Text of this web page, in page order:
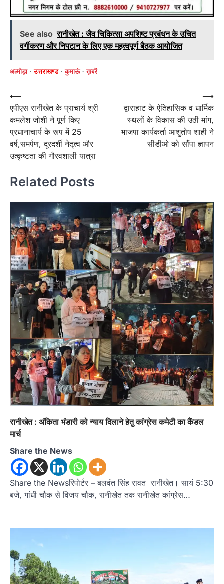
See also रानीखेत : जैव चिकित्सा अपशिष्ट प्रबंधन के उचित
वर्गीकरण और निपटान के लिए एक महत्वपूर्ण बैठक आयोजित
अल्मोड़ा उत्तराखण्ड कुमाऊं ख़बरें
Post
navigation
⟵
एपीएस रानीखेत के प्राचार्य श्री
कमलेश जोशी ने पूर्ण किए
प्रधानाचार्य के रूप में 25
वर्ष,समर्पण, दूरदर्शी नेतृत्व और
उत्कृष्टता की गौरवशाली यात्रा
द्वाराहाट के ऐतिहासिक व धार्मिक
स्थलों के विकास की उठी मांग,
भाजपा कार्यकर्ता आशुतोष शाही ने
सीडीओ को सौंपा ज्ञापन
⟶
Related Posts
रानीखेत : अंकिता भंडारी को न्याय दिलाने हेतु कांग्रेस कमेटी का कैंडल
मार्च
Share the News
Share the Newsरिपोर्टर – बलवंत सिंह रावत रानीखेत। सायं 5:30
बजे, गांधी चौक से विजय चौक, रानीखेत तक रानीखेत कांग्रेस…